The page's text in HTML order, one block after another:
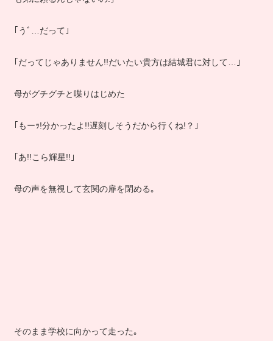
｢うﾞ…だって｣
｢だってじゃありません!!だいたい貴方は結城君に対して…｣
母がグチグチと喋りはじめた
｢もーｯ!分かったよ!!遅刻しそうだから行くね!？｣
｢あ!!こら輝星!!｣
母の声を無視して玄関の扉を閉める｡
そのまま学校に向かって走った｡